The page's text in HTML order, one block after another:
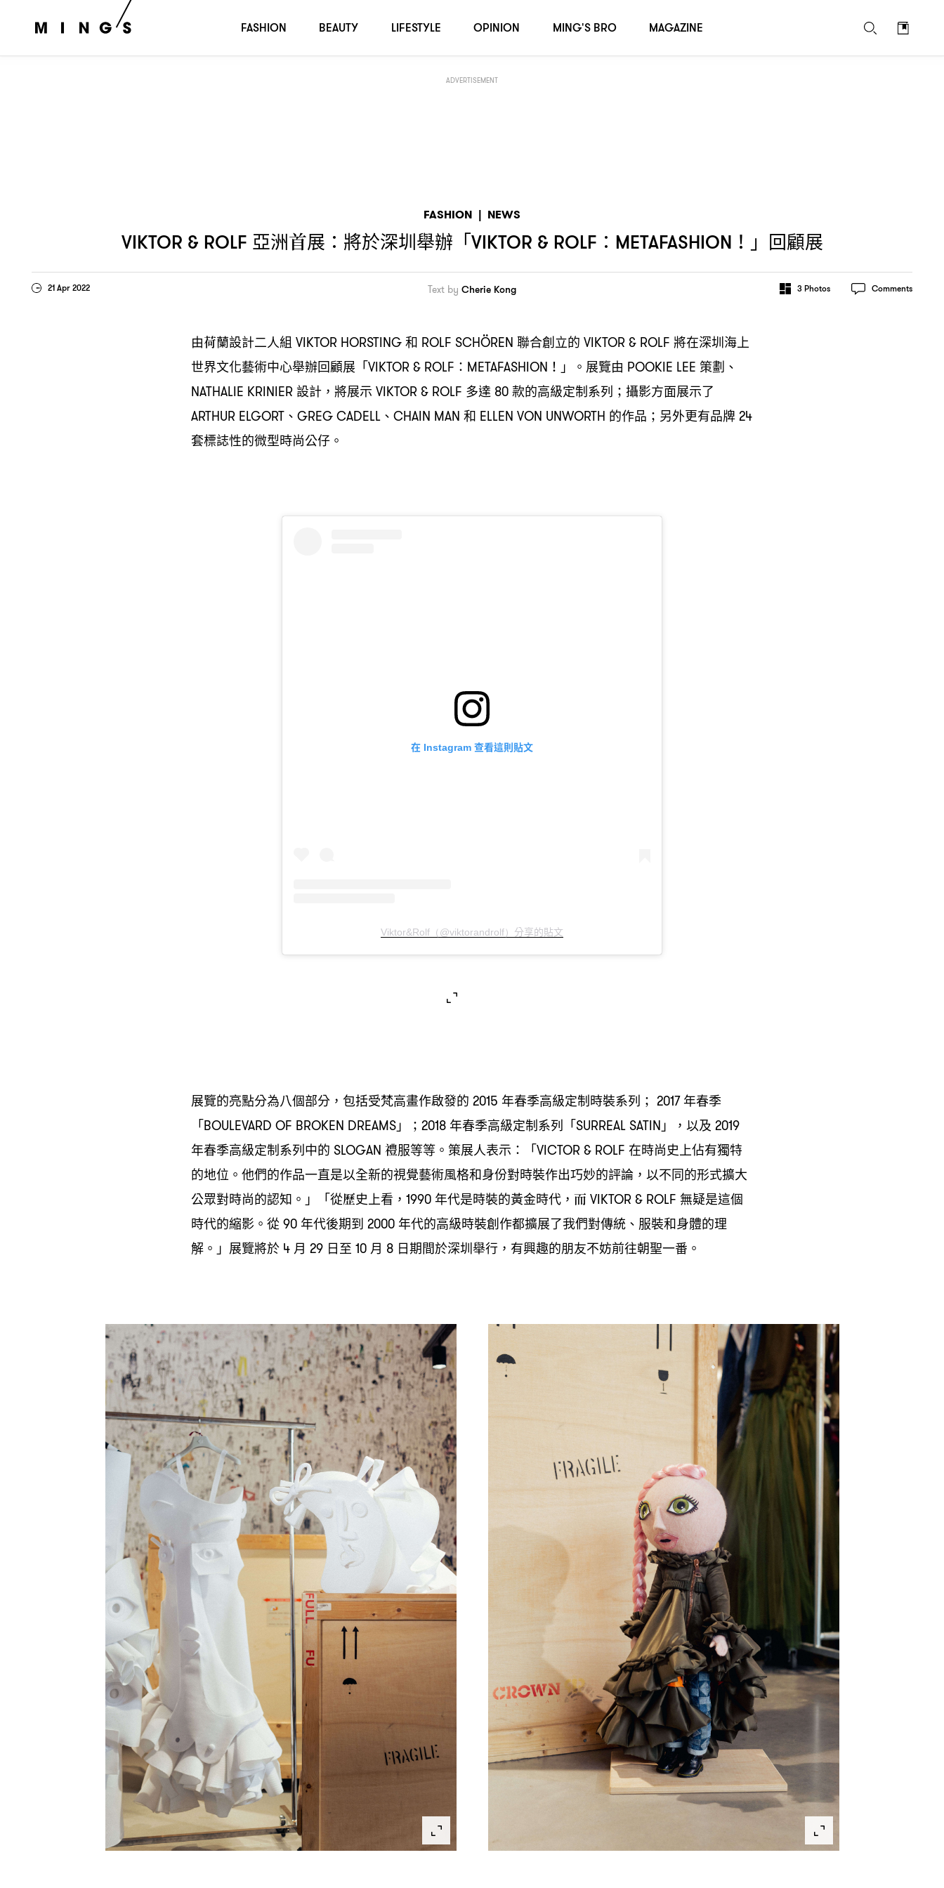
ADVERTISEMENT
FASHION | NEWS
VIKTOR & ROLF 亞洲首展 ： 將於深圳舉辦「VIKTOR & ROLF：METAFASHION！ 」回顧展
21 Apr 2022 Text by Cherie Kong 3Photos Comments
由荷蘭設計二人組 VIKTOR HORSTING和 ROLF SCHÖREN 聯合創立的 VIKTOR & ROLF 將在深圳海上
世界文化藝術中心舉辦回顧展「VIKTOR & ROLF：METAFASHION！ 」。展覽由 POOKIE LEE 策劃、
NATHALIE KRINIER設計 ， 將展示 VIKTOR & ROLF 多達 80款的高級定制系列 ； 攝影方面展示了
ARTHUR ELGORT 、 GREG CADELL 、 CHAIN MAN 和 ELLEN VON UNWORTH 的作品 ； 另外更有品牌24
套標誌性的微型時尚公仔。
在 Instagram 查看這則貼文
Viktor&Rolf（@viktorandrolf） 分享的貼文
展覽的亮點分為八個部分 ， 包括受梵高畫作啟發的 2015 年春季高級定制時裝系列 ； 2017年春季
「BOULEVARD OF BROKEN DREAMS」 ；2018 年春季高級定制系列「SURREAL SATIN 」 ， 以及 2019
年春季高級定制系列中的 SLOGAN 禮服等等。策展人表示 ： 「VICTOR & ROLF 在時尚史上佔有獨特
的地位。他們的作品一直是以全新的視覺藝術風格和身份對時裝作出巧妙的評論 ， 以不同的形式擴大
公眾對時尚的認知。」「從歷史上看 ，1990 年代是時裝的黃金時代 ， 而 VIKTOR & ROLF 無疑是這個
時代的縮影。從 90 年代後期到 2000 年代的高級時裝創作都擴展了我們對傳統、服裝和身體的理
解。」展覽將於 4 月 29 日至 10 月 8 日期間於深圳舉行 ， 有興趣的朋友不妨前往朝聖一番。
FASHION BEAUTY LIFESTYLE OPINION MING'S BRO MAGAZINE
VIKTOR & ROLF VIKTOR & ROLF：METAFASHION！